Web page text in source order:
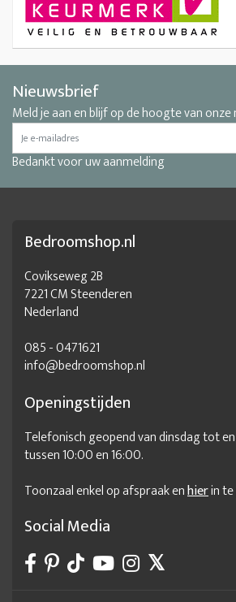
Nieuwsbrief
Meld je aan en blijf op de hoogte van
Bedankt voor uw aanmelding
Bedroomshop.nl
Covikseweg 2B
7221 CM Steenderen
Nederland
085 - 0471621
info@bedroomshop.nl
Openingstijden
Telefonisch geopend van dinsdag tot
tussen 10:00 en 16:00.
Toonzaal enkel op afspraak enhierin
Social Media